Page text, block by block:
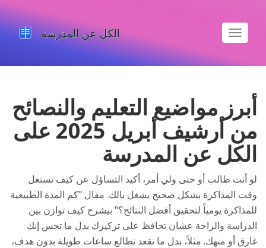
تبديل
الملاحة
أبرز مواضيع التعليم والنصائح
من أرشيف أبريل 2025 على
الكل عن المدرسة
لو أنت طالب أو حتى ولي أمر، أكيد التساؤل عن كيف تستغل
وقت المذاكرة بشكل صحيح يشغل بالك. مقال "كم المدة الطبيعية
للمذاكرة يومياً لتحقيق أفضل النتائج؟" بيشرح كيف توازن بين
الدراسة والراحة عشان تحافظ على تركيزك بدل ما تحس إنك
غارق أو منهك. مثلاً، بدل ما تقعد تطالع ساعات طويلة بدون هدف،